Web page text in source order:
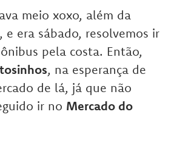
meio xoxo, além da
e era sábado, resolvemos ir
pela costa. Então,
, na esperança de
de lá, já que não
ir no Mercado do